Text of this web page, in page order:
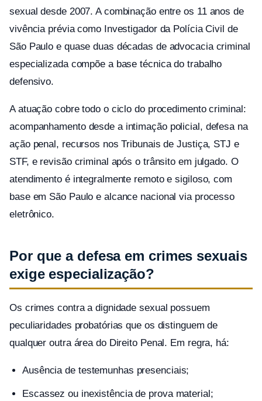
sexual desde 2007. A combinação entre os 11 anos de
vivência prévia como Investigador da Polícia Civil de
São Paulo e quase duas décadas de advocacia criminal
especializada compõe a base técnica do trabalho
defensivo.
A atuação cobre todo o ciclo do procedimento criminal:
acompanhamento desde a intimação policial, defesa na
ação penal, recursos nos Tribunais de Justiça, STJ e
STF, e revisão criminal após o trânsito em julgado. O
atendimento é integralmente remoto e sigiloso, com
base em São Paulo e alcance nacional via processo
eletrônico.
Por que a defesa em crimes sexuais
exige especialização?
Os crimes contra a dignidade sexual possuem
peculiaridades probatórias que os distinguem de
qualquer outra área do Direito Penal. Em regra, há:
Ausência de testemunhas presenciais;
Escassez ou inexistência de prova material;